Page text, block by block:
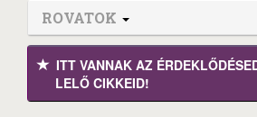
ROVATOK
ITT VANNAK AZ
LELŐ CIKKEID!